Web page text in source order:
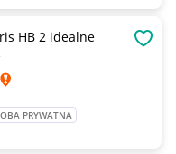
HB 2 idealne
PRYWATNA